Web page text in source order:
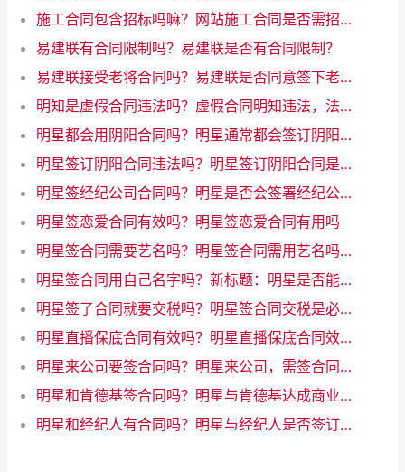
施工合同包含招标吗嘛？网站施工合同是否需招标？解析一下规定！
易建联有合同限制吗？易建联是否有合同限制？
易建联接受老将合同吗？易建联是否同意签下老将合同
明知是虚假合同违法吗？虚假合同明知违法，法律禁止行为
明星都会用阴阳合同吗？明星通常都会签订阴阳合同吗？
明星签订阴阳合同违法吗？明星签订阴阳合同是否违法？
明星签经纪公司合同吗？明星是否会签署经纪公司合同？
明星签恋爱合同有效吗？明星签恋爱合同有用吗
明星签合同需要艺名吗？明星签合同需用艺名吗？
明星签合同用自己名字吗？新标题：明星是否能用自己的名字签合同？
明星签了合同就要交税吗？明星签合同交税是必须的
明星直播保底合同有效吗？明星直播保底合同效力如何
明星来公司要签合同吗？明星来公司，需签合同吗？
明星和肯德基签合同吗？明星与肯德基达成商业合作，引发行业关注
明星和经纪人有合同吗？明星与经纪人是否签订合同？一起来了解一下！